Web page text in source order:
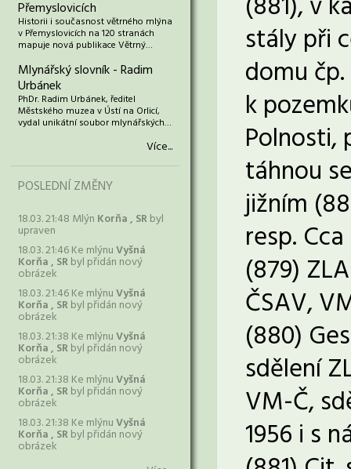
Přemyslovicích
Historii i současnost větrného mlýna
v Přemyslovicích na 120 stranách
mapuje nová publikace Větrný…
Mlynářský slovník - Radim
Urbánek
PhDr. Radim Urbánek, ředitel
Městského muzea v Ústí na Orlicí,
vydal unikátní soubor mlynářských…
Více...
POSLEDNÍ ZMĚNY
18.03. 21:48 Mlýn Korňa , SRbyl
upraven
18.03. 21:46 Ke mlýnuVyšná
Korňa , SRbyl přidán nový
obrázek
18.03. 21:46 Ke mlýnuVyšná
Korňa , SRbyl přidán nový
obrázek
18.03. 21:38 Ke mlýnuVyšná
Korňa , SRbyl přidán nový
obrázek
18.03. 21:38 Ke mlýnuVyšná
Korňa , SRbyl přidán nový
obrázek
18.03. 21:38 Ke mlýnuVyšná
Korňa , SRbyl přidán nový
obrázek
stály při
domu
k
Polnosti,
táhnou
jižním
resp.
(879)
ČSAV,
(880)
sdělení
VM-Č,
1956 i s